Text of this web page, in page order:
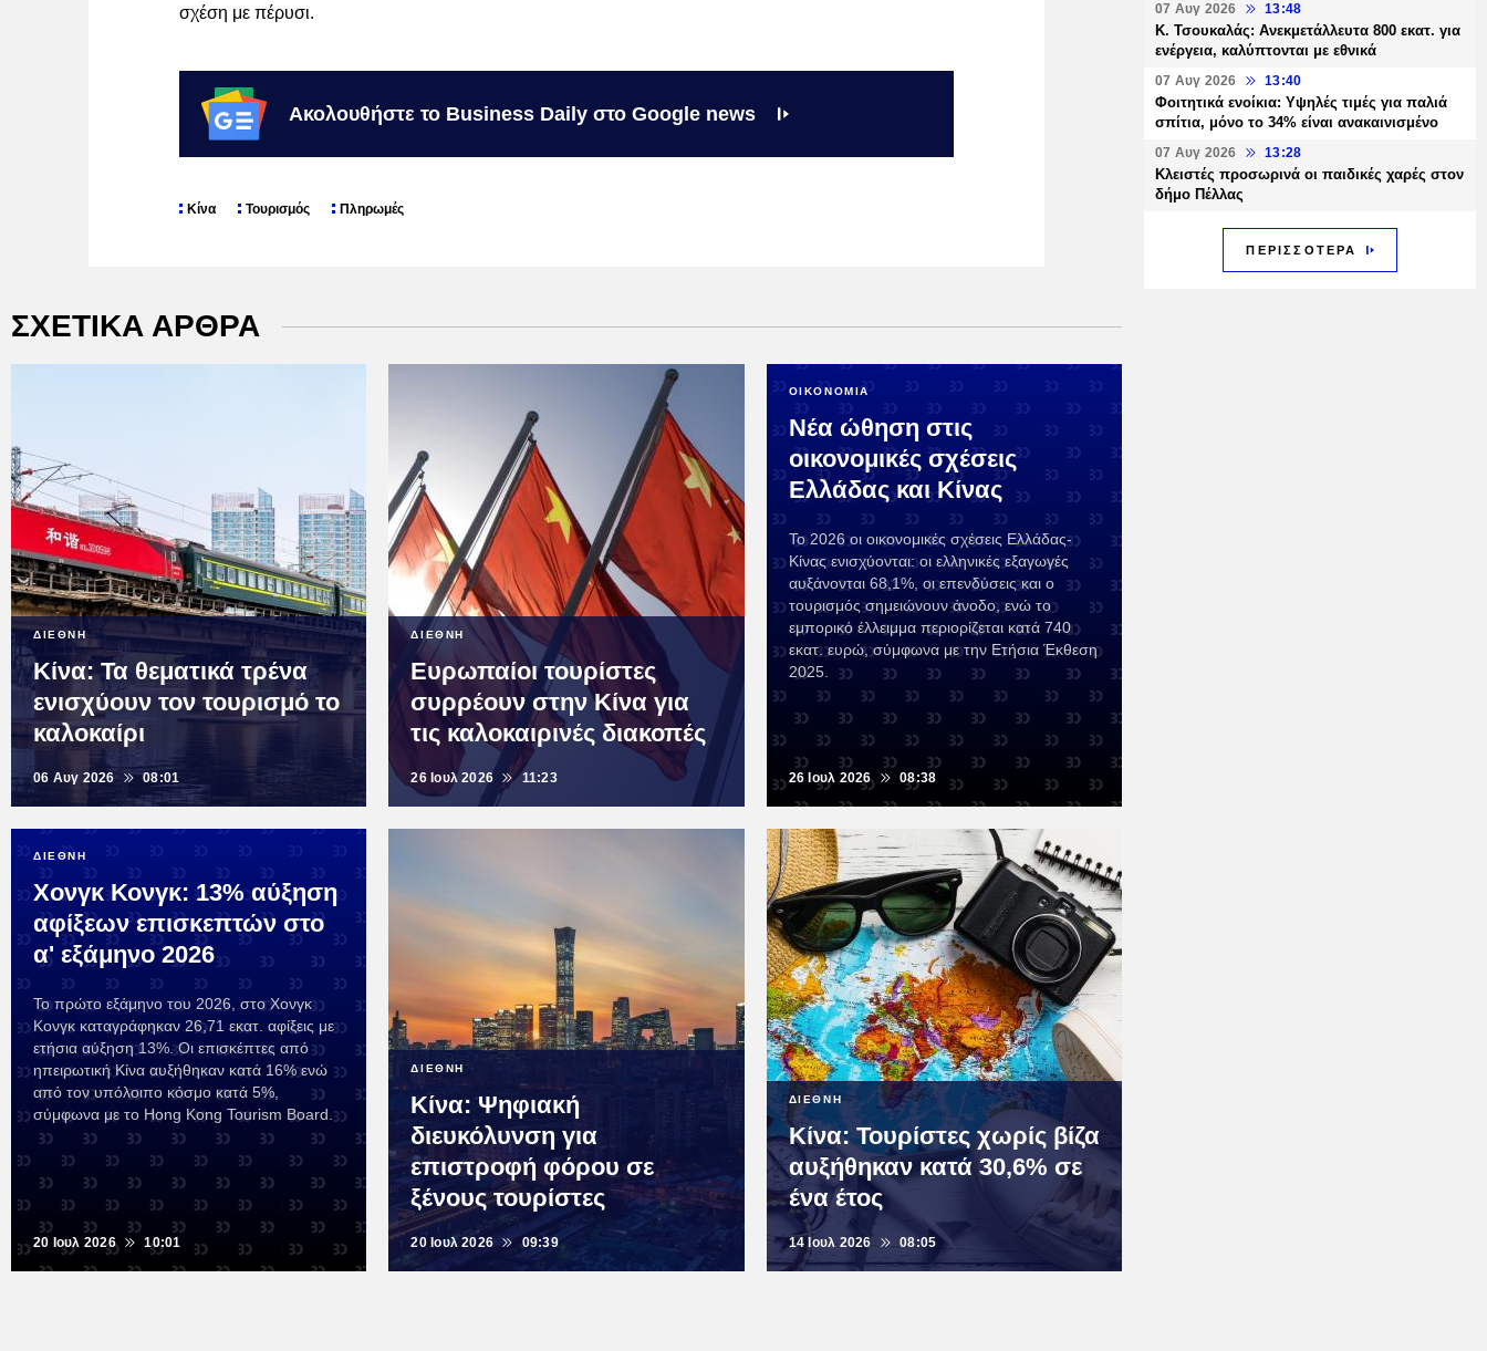
σχέση με πέρυσι.
Ακολουθήστε το Business Daily στο Google news
Κίνα Τουρισμός Πληρωμές
ΣΧΕΤΙΚΑ ΑΡΘΡΑ
ΔΙΕΘΝΗ
Κίνα: Τα θεματικά τρένα
ενισχύουν τον τουρισμό το
καλοκαίρι
06 Αυγ 2026 08:01
ΔΙΕΘΝΗ
Ευρωπαίοι τουρίστες
συρρέουν στην Κίνα για
τις καλοκαιρινές διακοπές
26 Ιουλ 2026 11:23
ΟΙΚΟΝΟΜΙΑ
Νέα ώθηση στις
οικονομικές σχέσεις
Ελλάδας και Κίνας
Το 2026 οι οικονομικές σχέσεις Ελλάδας-
Κίνας ενισχύονται: οι ελληνικές εξαγωγές
αυξάνονται 68,1%, οι επενδύσεις και ο
τουρισμός σημειώνουν άνοδο, ενώ το
εμπορικό έλλειμμα περιορίζεται κατά 740
εκατ. ευρώ, σύμφωνα με την Ετήσια Έκθεση
2025.
26 Ιουλ 2026 08:38
ΔΙΕΘΝΗ
Χονγκ Κονγκ: 13% αύξηση
αφίξεων επισκεπτών στο
α' εξάμηνο 2026
Το πρώτο εξάμηνο του 2026, στο Χονγκ
Κονγκ καταγράφηκαν 26,71 εκατ. αφίξεις με
ετήσια αύξηση 13%. Οι επισκέπτες από
ηπειρωτική Κίνα αυξήθηκαν κατά 16% ενώ
από τον υπόλοιπο κόσμο κατά 5%,
σύμφωνα με το Hong Kong Tourism Board.
20 Ιουλ 2026 10:01
ΔΙΕΘΝΗ
Κίνα: Ψηφιακή
διευκόλυνση για
επιστροφή φόρου σε
ξένους τουρίστες
20 Ιουλ 2026 09:39
ΔΙΕΘΝΗ
Κίνα: Τουρίστες χωρίς βίζα
αυξήθηκαν κατά 30,6% σε
ένα έτος
14 Ιουλ 2026 08:05
07 Αυγ 2026 13:48
Κ. Τσουκαλάς: Ανεκμετάλλευτα 800 εκατ. για
ενέργεια, καλύπτονται με εθνικά
07 Αυγ 2026 13:40
Φοιτητικά ενοίκια: Υψηλές τιμές για παλιά
σπίτια, μόνο το 34% είναι ανακαινισμένο
07 Αυγ 2026 13:28
Κλειστές προσωρινά οι παιδικές χαρές στον
δήμο Πέλλας
ΠΕΡΙΣΣΟΤΕΡΑ